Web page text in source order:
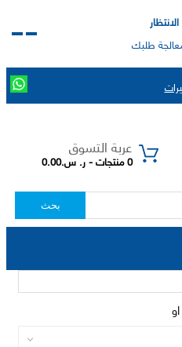
طلبك
عربة التسوق
0 منتجات - ر. س.0.00
بحث
او